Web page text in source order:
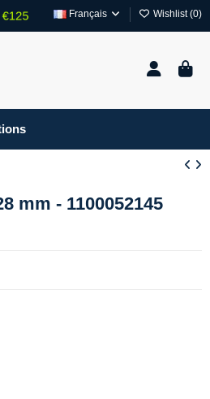
Français Wishlist (0)
mm - 1100052145